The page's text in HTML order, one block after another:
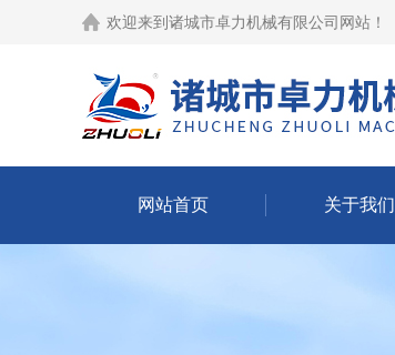
欢迎来到 诸城市卓力机械有限公司网站 ！
网站首页 关于我们